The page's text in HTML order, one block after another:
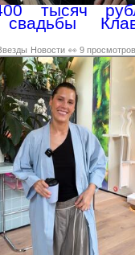
тысяч
свадьбы
Новости 👀 9 просмотров